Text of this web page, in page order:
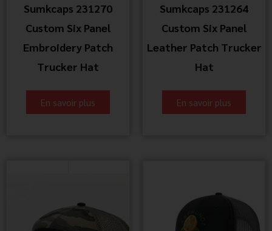
Sumkcaps 231270
Custom Six Panel
Embroidery Patch
Trucker Hat
En savoir plus
Sumkcaps 231264
Custom Six Panel
Leather Patch Trucker
Hat
En savoir plus